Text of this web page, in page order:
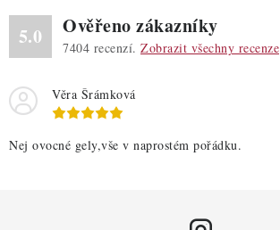
5.0 Ověřeno zákazníky
7404 recenzí. Zobrazit všechny recenze
Věra Šrámková
Nej ovocné gely,vše v naprostém pořádku.